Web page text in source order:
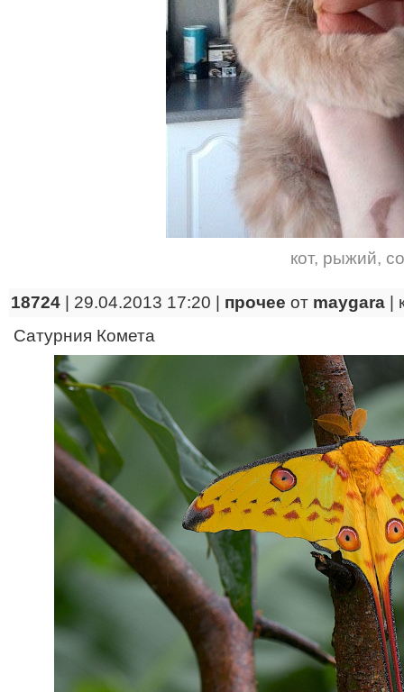
кот, рыжий,
18724 | 29.04.2013 17:20 | прочее от maygara
Сатурния Комета